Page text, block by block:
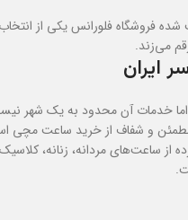
فروشگاه فلورانس یکی از
می‌زند.
ایران
اما خدمات آن محدود به یک شهر
مطمئن و شفاف از خرید ساعت
از ساعت‌های مردانه، زنانه،